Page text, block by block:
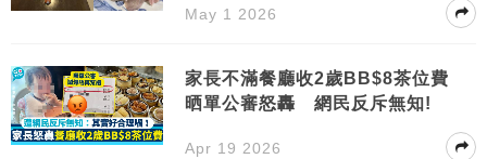
May 1 2026
家長不滿餐廳收2歲BB$8茶位費
晒單公審怒轟 網民反斥無知!
Apr 19 2026